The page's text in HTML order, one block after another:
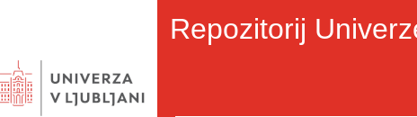
Repozitorij